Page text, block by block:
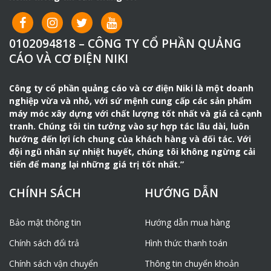
Đường kính xylanh
Chiều dài piston
Năng lượng tiêu hao
>=60 J
Tần suất tác động
Mức tiêu thụ khí
1.6m3/p
Áp lực làm việc
0.4 – 0.5 (Mpa)
Đường kính ống hơi dẫn khí
19mm
Chiều dài máy
560mm
Trọng lượng máy
20kg
0102094818 – CÔNG TY CỔ PHẦN QUẢNG
CÁO VÀ CƠ ĐIỆN NIKI
Công ty cổ phần quảng cáo và cơ điện Niki là một doanh
nghiệp vừa và nhỏ, với sứ mệnh cung cấp các sản phẩm
máy móc xây dựng với chất lượng tốt nhất và giá cả cạnh
tranh. Chúng tôi tin tưởng vào sự hợp tác lâu dài, luôn
hướng đến lợi ích chung của khách hàng và đối tác. Với
đội ngũ nhân sự nhiệt huyết, chúng tôi không ngừng cải
tiến để mang lại những giá trị tốt nhất.”
CHÍNH SÁCH
Bảo mật thông tin
Chính sách đổi trả
Chính sách vận chuyển
HƯỚNG DẪN
Hướng dẫn mua hàng
Hình thức thanh toán
Thông tin chuyển khoản